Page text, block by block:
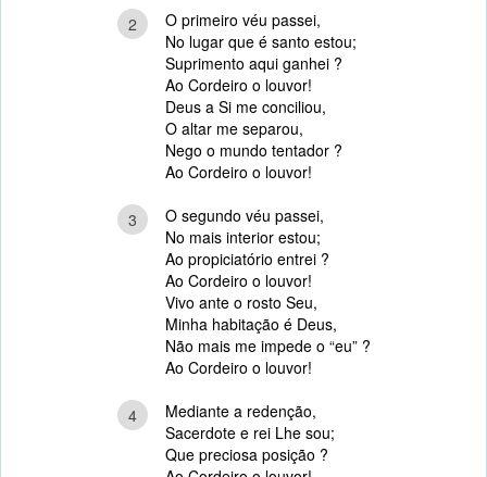
2
O primeiro véu passei,
No lugar que é santo estou;
Suprimento aqui ganhei ?
Ao Cordeiro o louvor!
Deus a Si me conciliou,
O altar me separou,
Nego o mundo tentador ?
Ao Cordeiro o louvor!
3
O segundo véu passei,
No mais interior estou;
Ao propiciatório entrei ?
Ao Cordeiro o louvor!
Vivo ante o rosto Seu,
Minha habitação é Deus,
Não mais me impede o “eu” ?
Ao Cordeiro o louvor!
4
Mediante a redenção,
Sacerdote e rei Lhe sou;
Que preciosa posição ?